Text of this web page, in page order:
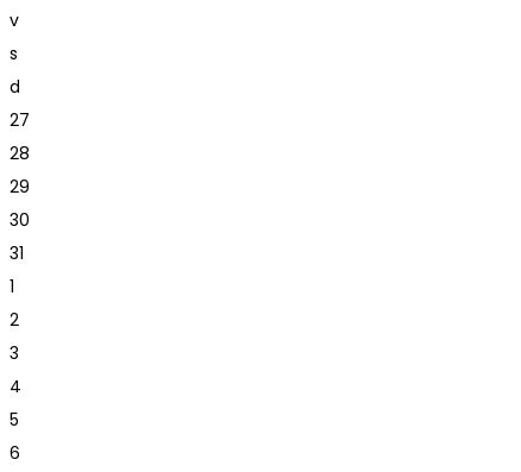
v
s
d
27
28
29
30
31
1
2
3
4
5
6